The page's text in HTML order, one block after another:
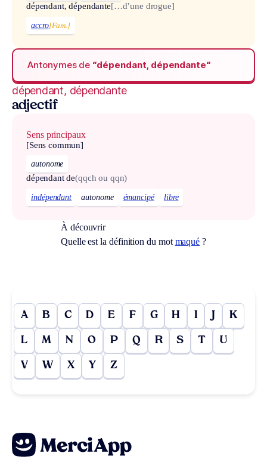
dépendant, dépendante[…d’une drogue]
accro[Fam.]
Antonymes de “dépendant, dépendante“
dépendant, dépendante
adjectif
Sens principaux
[Sens commun]
autonome
dépendant de(qqch ou qqn)
indépendant autonome émancipé libre
À découvrir
Quelle est la définition du mot maqué ?
A B C D E F G H I J K
L M N O P Q R S T U
V W X Y Z